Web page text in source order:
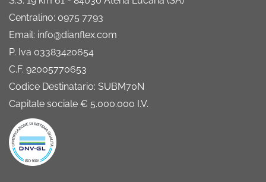
Centralino: 0975 7793
Email: info@dianflex.com
P. Iva 03383420654
C.F. 92005770653
Codice Destinatario: SUBM70N
Capitale sociale € 5.000.000 I.V.